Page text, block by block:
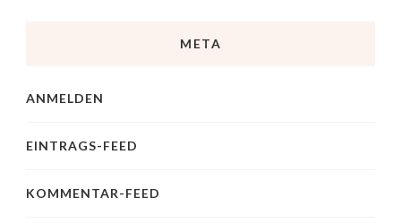
META
ANMELDEN
EINTRAGS-FEED
KOMMENTAR-FEED